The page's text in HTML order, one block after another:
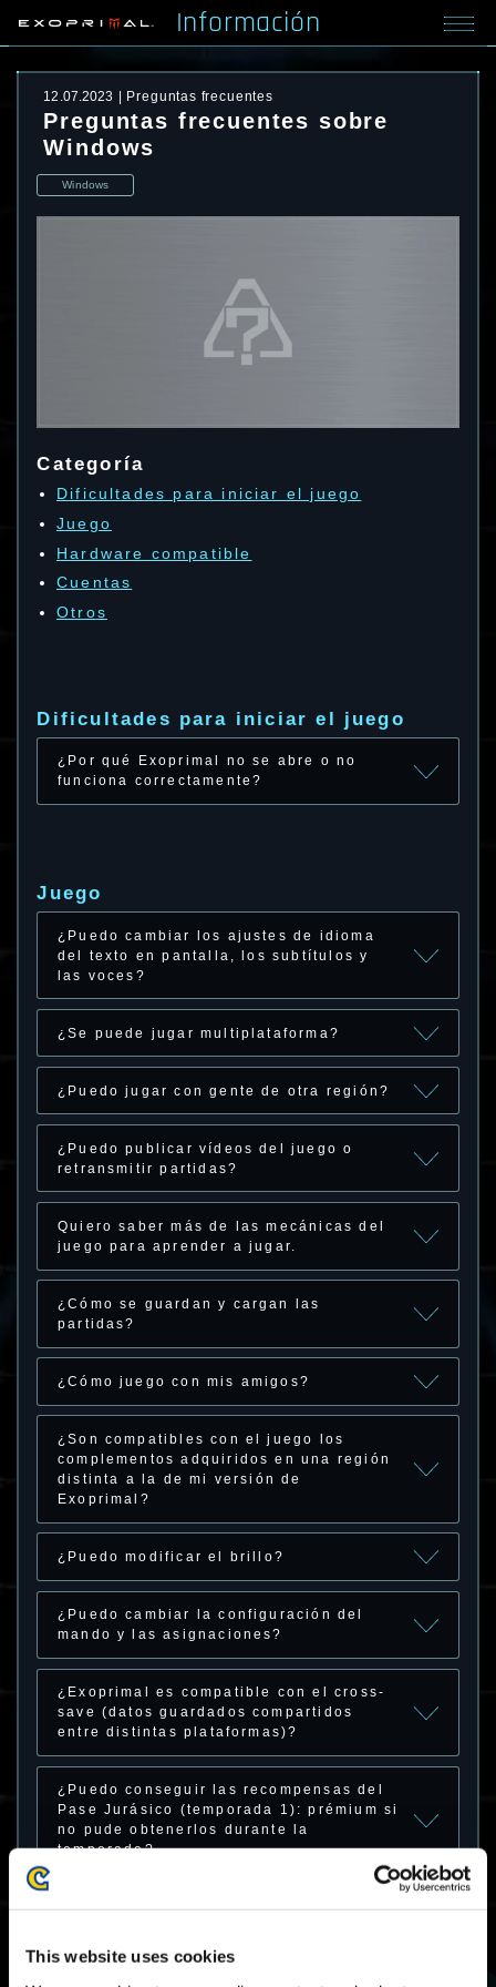
This website uses cookies
Información
12.07.2023 Preguntas frecuentes
Preguntas frecuentes sobre
Windows
Windows
Categoría
Dificultades para iniciar el juego
Juego
Hardware compatible
Cuentas
Otros
Dificultades para iniciar el juego
¿Por qué Exoprimal no se abre o no
funciona correctamente?
Juego
¿Puedo cambiar los ajustes de idioma
del texto en pantalla, los subtítulos y
las voces?
¿Se puede jugar multiplataforma?
¿Puedo jugar con gente de otra región?
¿Puedo publicar vídeos del juego o
retransmitir partidas?
Quiero saber más de las mecánicas del
juego para aprender a jugar.
¿Cómo se guardan y cargan las
partidas?
¿Cómo juego con mis amigos?
¿Son compatibles con el juego los
complementos adquiridos en una región
distinta a la de mi versión de
Exoprimal?
¿Puedo modificar el brillo?
¿Puedo cambiar la configuración del
mando y las asignaciones?
¿Exoprimal es compatible con el cross-
save (datos guardados compartidos
entre distintas plataformas)?
¿Puedo conseguir las recompensas del
Pase Jurásico (temporada 1): prémium si
no pude obtenerlos durante la
temporada?
¿Estarán a la venta el prémium de los